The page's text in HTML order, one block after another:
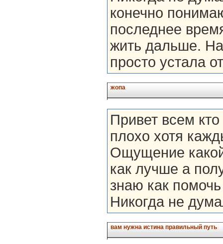
конечно
последнее
жить дальше.
просто устала
жопа
Привет всем
плохо хотя
Ощущение
как лучше а
знаю как
Никогда не
вам нужна истина правильный путь